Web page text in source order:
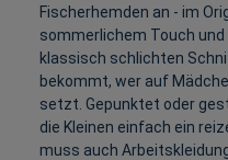
Fischerhemden an - im
sommerlichem Touch
klassisch schlichten
bekommt, wer auf
setzt. Gepunktet oder
die Kleinen einfach ein
muss auch